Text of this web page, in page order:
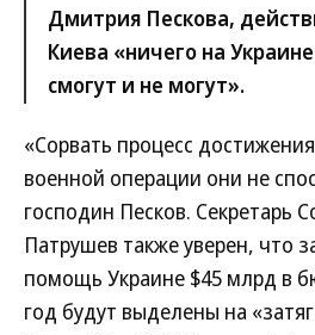
Дмитрия Пескова,
Киева «ничего на
смогут и не могут».
«Сорвать процесс
военной операции они не
господин Песков. Секретарь
Патрушев также уверен, что
помощь Украине $45 млрд в
год будут выделены на